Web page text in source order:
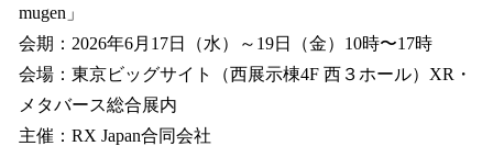
mugen」
会期：2026年6月17日（水）～19日（金）10時〜17時
会場：東京ビッグサイト（西展示棟4F 西３ホール）XR・
メタバース総合展内
主催：RX Japan合同会社